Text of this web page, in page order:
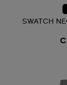
SWATCH